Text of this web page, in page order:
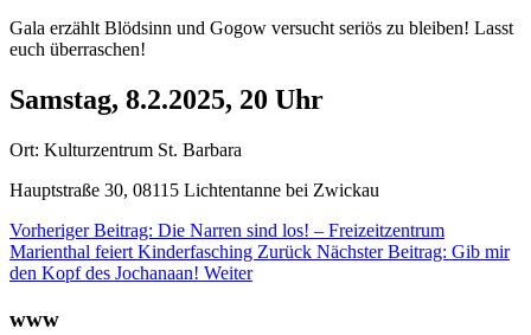
Gala erzählt Blödsinn und Gogow versucht seriös zu bleiben! Lasst
euch überraschen!
Samstag, 8.2.2025, 20 Uhr
Ort: Kulturzentrum St. Barbara
Hauptstraße 30, 08115 Lichtentanne bei Zwickau
Vorheriger Beitrag: Die Narren sind los! – Freizeitzentrum
Marienthal feiert Kinderfasching Zurück Nächster Beitrag: Gib mir
den Kopf des Jochanaan! Weiter
www